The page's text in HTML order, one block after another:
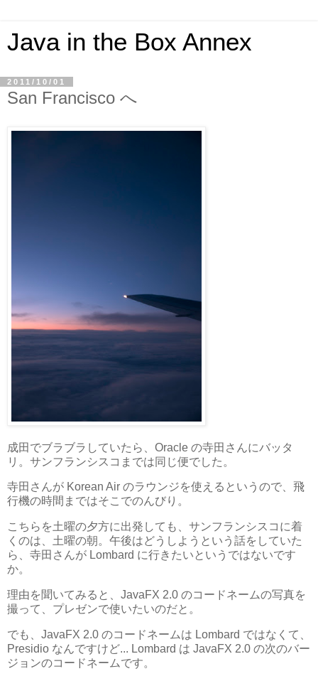
Java in the Box Annex
2011/10/01
San Francisco へ
成田でブラブラしていたら、Oracle の寺田さんにバッタ
リ。サンフランシスコまでは同じ便でした。
寺田さんが Korean Air のラウンジを使えるというので、飛
行機の時間まではそこでのんびり。
こちらを土曜の夕方に出発しても、サンフランシスコに着
くのは、土曜の朝。午後はどうしようという話をしていた
ら、寺田さんが Lombard に行きたいというではないです
か。
理由を聞いてみると、JavaFX 2.0 のコードネームの写真を
撮って、プレゼンで使いたいのだと。
でも、JavaFX 2.0 のコードネームは Lombard ではなくて、
Presidio なんですけど... Lombard は JavaFX 2.0 の次のバー
ジョンのコードネームです。